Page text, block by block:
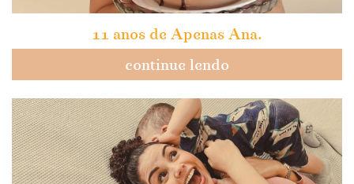
11 anos de Apenas Ana.
continue lendo